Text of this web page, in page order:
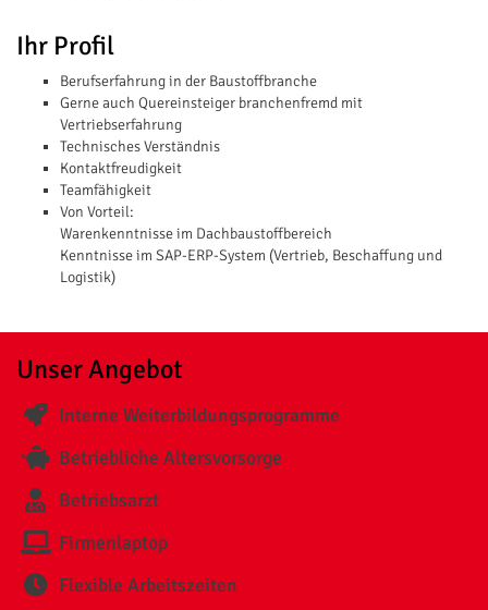
Ihr Profil
Berufserfahrung in der Baustoffbranche
Gerne auch Quereinsteiger branchenfremd mit
Vertriebserfahrung
Technisches Verständnis
Kontaktfreudigkeit
Teamfähigkeit
Von Vorteil:
Warenkenntnisse im Dachbaustoffbereich
Kenntnisse im SAP-ERP-System (Vertrieb, Beschaffung und
Logistik)
Unser Angebot
Interne Weiterbildungsprogramme
Betriebliche Altersvorsorge
Betriebsarzt
Firmenlaptop
Flexible Arbeitszeiten